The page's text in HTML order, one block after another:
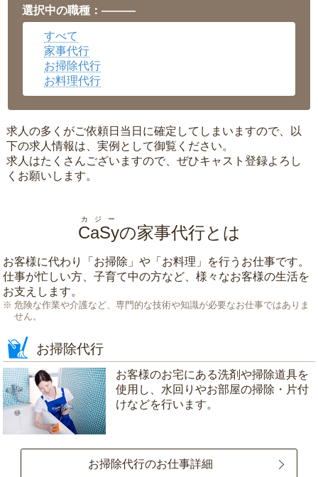
岡山県▼
広島県▼
沖縄県
選択中の職種：———
すべて
家事代行
お掃除代行
お料理代行
求人の多くがご依頼日当日に確定してしまいますので、以
下の求人情報は、実例として御覧ください。
求人はたくさんございますので、ぜひキャスト登録よろし
くお願いします。
CaSy
カジー
の家事代行とは
お客様に代わり「 お掃除 」や「 お料理 」を行うお仕事です。
仕事が忙しい方、子育て中の方など、様々なお客様の生活を
お支えします。
危険な作業や介護など、専門的な技術や知識が必要なお仕事ではありま
せん。
お掃除代行
お客様のお宅にある洗剤や掃除道具を
使用し、水回りやお部屋の掃除・片付
けなどを行います。
お掃除代行のお仕事詳細